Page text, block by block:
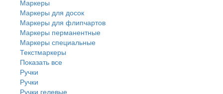
Маркеры
Маркеры для досок
Маркеры для флипчартов
Маркеры перманентные
Маркеры специальные
Текстмаркеры
Показать все
Ручки
Ручки
Ручки гелевые